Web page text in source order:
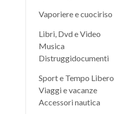
Vaporiere e cuociriso
Libri, Dvd e Video
Musica
Distruggidocumenti
Sport e Tempo Libero
Viaggi e vacanze
Accessori nautica